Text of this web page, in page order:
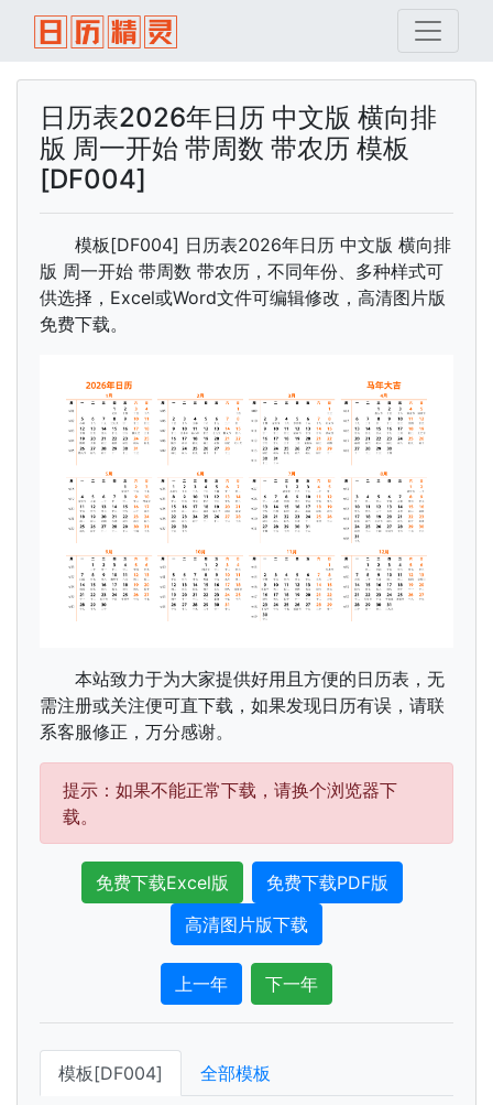
日历表2026年日历 中文版 横向排
版 周一开始 带周数 带农历 模板
[DF004]
模板[DF004] 日历表2026年日历 中文版 横向排
版 周一开始 带周数 带农历，不同年份、多种样式可
供选择，Excel或Word文件可编辑修改，高清图片版
免费下载。
本站致力于为大家提供好用且方便的日历表，无
需注册或关注便可直下载，如果发现日历有误，请联
系客服修正，万分感谢。
提示：如果不能正常下载，请换个浏览器下
载。
免费下载Excel版
免费下载PDF版
高清图片版下载
上一年 下一年
模板[DF004] 全部模板